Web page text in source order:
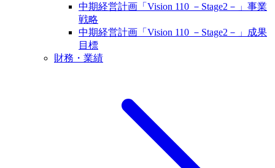
中期経営計画「Vision 110 －Stage2－」事業
戦略
中期経営計画「Vision 110 －Stage2－」成果
目標
財務・業績